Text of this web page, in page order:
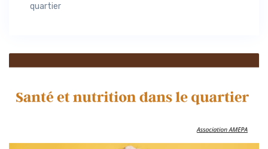
quartier